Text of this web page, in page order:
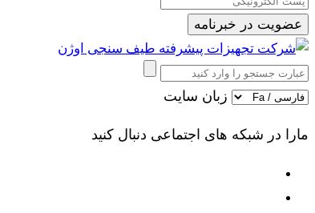
عضویت در خبرنامه
زبان سایت
مارا در شبکه های اجتماعی دنبال کنید